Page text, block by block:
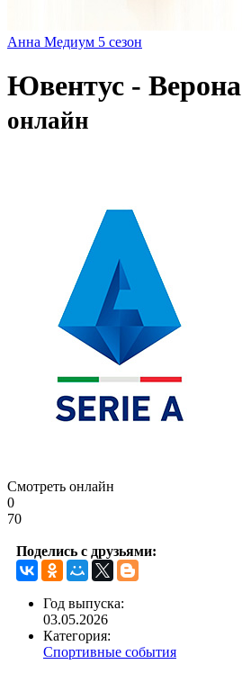
Анна Медиум 5 сезон
Ювентус - Верона
онлайн
Смотреть онлайн
0
70
Поделись с друзьями:
Год выпуска:
03.05.2026
Категория:
Спортивные события